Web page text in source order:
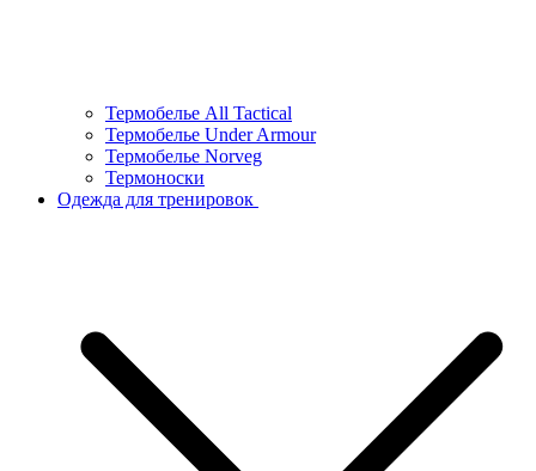
Термобелье All Tactical
Термобелье Under Armour
Термобелье Norveg
Термоноски
Одежда для тренировок